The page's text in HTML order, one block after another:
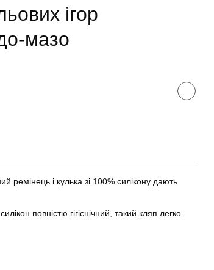
ігор
мазо
ремінець і кулька зі 100% силікону дають
повністю гігієнічний, такий кляп легко